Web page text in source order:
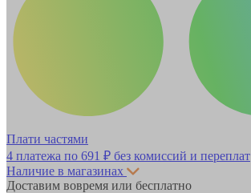
Плати частями
4 платежа по 691 ₽ без комиссий и переплат
Наличие в магазинах
Доставим вовремя или бесплатно